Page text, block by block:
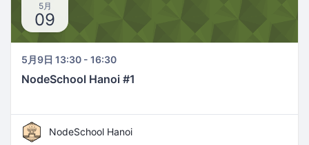
5月
09
5月9日 13:30 - 16:30
NodeSchool Hanoi #1
NodeSchool Hanoi